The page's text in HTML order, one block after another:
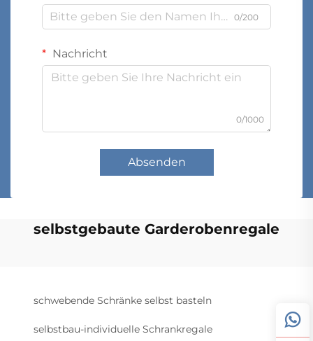
0/200
Nachricht
0/1000
Absenden
selbstgebaute Garderobenregale
schwebende Schränke selbst basteln
selbstbau-individuelle Schrankregale